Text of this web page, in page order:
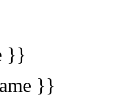
}}
}}